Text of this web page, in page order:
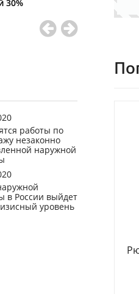
работы по
незаконно
наружной
в России выйдет
уровень